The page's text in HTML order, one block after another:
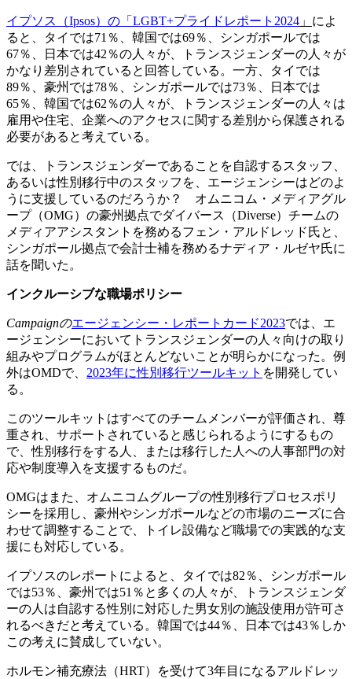
イプソス（Ipsos）の「LGBT+プライドレポート2024 」 によ
ると、タイでは71％、韓国では69％、シンガポールでは
67％、日本では42％の人々が、トランスジェンダーの人々が
かなり差別されていると回答している。一方、タイでは
89％、豪州では78％、シンガポールでは73％、日本では
65％、韓国では62％の人々が、トランスジェンダーの人々は
雇用や住宅、企業へのアクセスに関する差別から保護される
必要があると考えている。
では、トランスジェンダーであることを自認するスタッフ、
あるいは性別移行中のスタッフを、エージェンシーはどのよ
うに支援しているのだろうか？ オムニコム・メディアグル
ープ（OMG）の豪州拠点でダイバース（Diverse）チームの
メディアアシスタントを務めるフェン・アルドレッド氏と、
シンガポール拠点で会計士補を務めるナディア・ルゼヤ氏に
話を聞いた。
インクルーシブな職場ポリシー
Campaignのエージェンシー・レポートカード2023では、エ
ージェンシーにおいてトランスジェンダーの人々向けの取り
組みやプログラムがほとんどないことが明らかになった。例
外はOMDで、 2023年に性別移行ツールキット を開発してい
る。
このツールキットはすべてのチームメンバーが評価され、尊
重され、サポートされていると感じられるようにするもの
で、性別移行をする人、または移行した人への人事部門の対
応や制度導入を支援するものだ。
OMGはまた、オムニコムグループの性別移行プロセスポリ
シーを採用し、豪州やシンガポールなどの市場のニーズに合
わせて調整することで、トイレ設備など職場での実践的な支
援にも対応している。
イプソスのレポートによると、タイでは82％、シンガポール
では53％、豪州では51％と多くの人々が、トランスジェンダ
ーの人は自認する性別に対応した男女別の施設使用が許可さ
れるべきだと考えている。韓国では44％、日本では43％しか
この考えに賛成していない。
ホルモン補充療法（HRT）を受けて3年目になるアルドレッ